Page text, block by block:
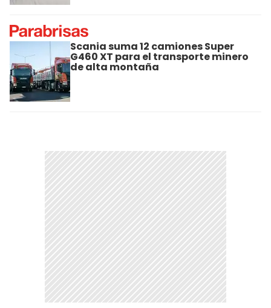
Scania suma 12 camiones Super
G460 XT para el transporte minero
de alta montaña